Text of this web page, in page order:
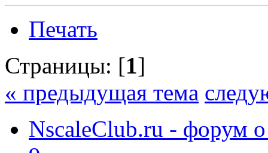
Печать
Страницы: [1]
« предыдущая тема
NscaleClub.ru - форум